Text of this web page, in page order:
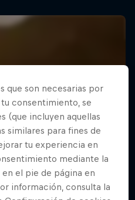
que son necesarias por
consentimiento, se
(que incluyen aquellas
similares para fines de
tu experiencia en
mediante la
el pie de página en
información, consulta la